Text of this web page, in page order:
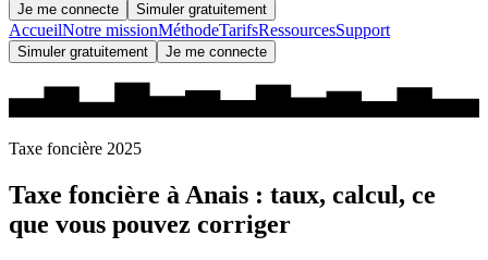
Je me connecte Simuler gratuitement
AccueilNotre missionMéthodeTarifsRessourcesSupport
Simuler gratuitement Je me connecte
Taxe foncière 2025
Taxe foncière àAnais : taux, calcul, ce
que vous pouvez corriger